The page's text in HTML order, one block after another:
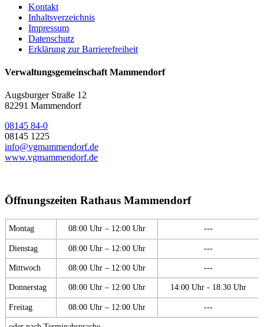
Kontakt
Inhaltsverzeichnis
Impressum
Datenschutz
Erklärung zur Barrierefreiheit
Verwaltungsgemeinschaft Mammendorf
Augsburger Straße 12
82291 Mammendorf
08145 84-0
08145 1225
info@vgmammendorf.de
www.vgmammendorf.de
Öffnungszeiten Rathaus Mammendorf
Montag 08:00 Uhr – 12:00 Uhr ---
Dienstag 08:00 Uhr – 12:00 Uhr ---
Mittwoch 08:00 Uhr – 12:00 Uhr ---
Donnerstag 08:00 Uhr – 12:00 Uhr 14:00 Uhr - 18:30 Uhr
Freitag 08:00 Uhr – 12:00 Uhr ---